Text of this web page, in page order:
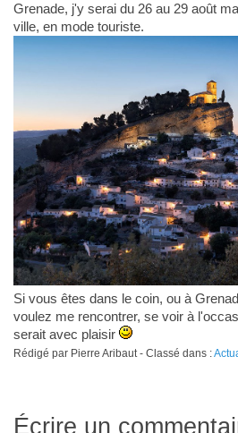
Grenade, j'y serai du 26 au 29 août
ville, en mode touriste.
Si vous êtes dans le coin, ou à
voulez me rencontrer, se voir à
serait avec plaisir
Rédigé par Pierre Aribaut - Classé dans :
Écrire un